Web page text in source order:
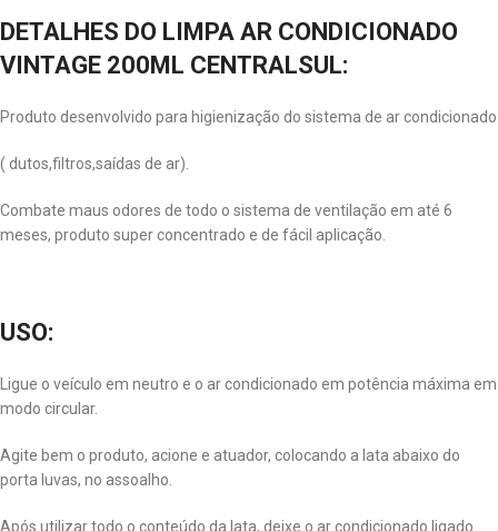
DETALHES DO LIMPA AR CONDICIONADO
VINTAGE 200ML CENTRALSUL:
Produto desenvolvido para higienização do sistema de ar condicionado
( dutos,filtros,saídas de ar).
Combate maus odores de todo o sistema de ventilação em até 6
meses, produto super concentrado e de fácil aplicação.
USO:
Ligue o veículo em neutro e o ar condicionado em potência máxima em
modo circular.
Agite bem o produto, acione e atuador, colocando a lata abaixo do
porta luvas, no assoalho.
Após utilizar todo o conteúdo da lata, deixe o ar condicionado ligado